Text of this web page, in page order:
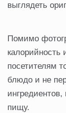
выглядеть
Помимо
калорийность
посетителям
блюдо и не
ингредиентов,
пищу.